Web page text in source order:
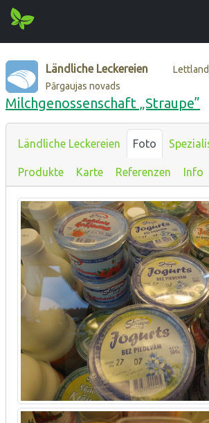
Ländliche Leckereien
Pārgaujas novads
Milchgenossenschaft „Straupe”
Ländliche Leckereien Foto
Produkte Karte Referenzen Info